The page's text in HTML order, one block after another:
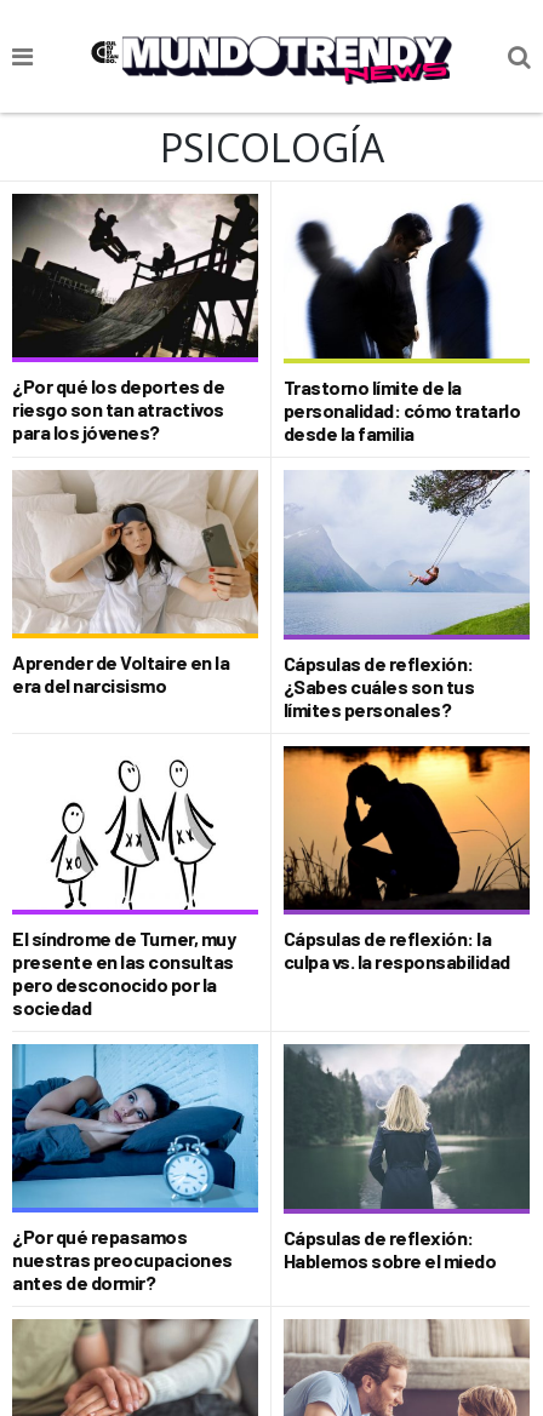
NOTICIAS
CIENCIA Y TECNOLOGÍA
VIDA
SOCIEDAD
CULTURIZANDO.COM
PSICOLOGÍA
¿Por qué los deportes de
riesgo son tan atractivos
para los jóvenes?
Trastorno límite de la
personalidad: cómo tratarlo
desde la familia
Aprender de Voltaire en la
era del narcisismo
Cápsulas de reflexión:
¿Sabes cuáles son tus
límites personales?
El síndrome de Turner, muy
presente en las consultas
pero desconocido por la
sociedad
Cápsulas de reflexión: la
culpa vs. la responsabilidad
¿Por qué repasamos
nuestras preocupaciones
antes de dormir?
Cápsulas de reflexión:
Hablemos sobre el miedo